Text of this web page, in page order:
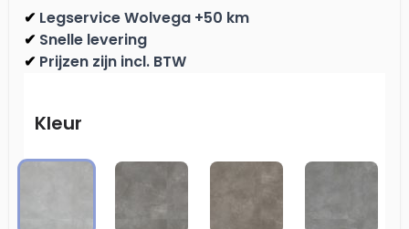
✔ Legservice Wolvega +50 km
✔ Snelle levering
✔ Prijzen zijn incl. BTW
Kleur
Light Grey Dark Grey Warm Grey